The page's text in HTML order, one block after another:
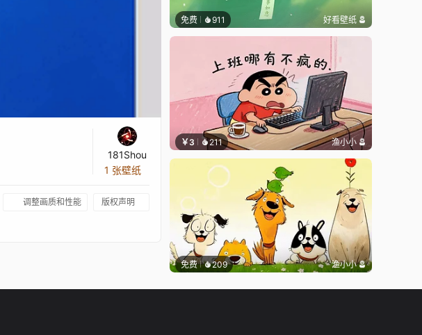
181Shou
1 张壁纸
调整画质和性能 版权声明
免费 911 好看壁纸
￥3 211 渔小小
免费 209 渔小小